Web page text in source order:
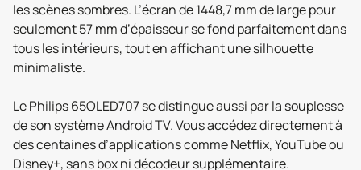
les scènes sombres. L’écran de 1448,7 mm de large pour
seulement 57 mm d’épaisseur se fond parfaitement dans
tous les intérieurs, tout en affichant une silhouette
minimaliste.
Le Philips 65OLED707 se distingue aussi par la souplesse
de son système Android TV. Vous accédez directement à
des centaines d’applications comme Netflix, YouTube ou
Disney+, sans box ni décodeur supplémentaire.